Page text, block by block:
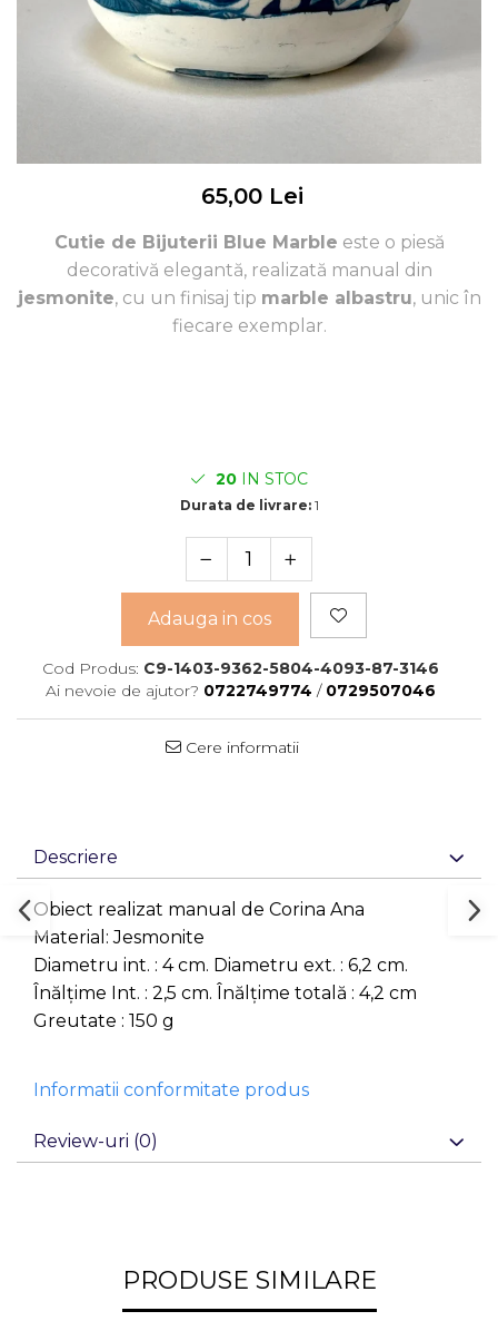
65,00 Lei
Cutie de Bijuterii Blue Marble este o piesă
decorativă elegantă, realizată manual din
jesmonite, cu un finisaj tip marble albastru, unic în
fiecare exemplar.
20 IN STOC
Durata de livrare:1
Adauga in cos
Cod Produs: C9-1403-9362-5804-4093-87-3146
Ai nevoie de ajutor? 0722749774 / 0729507046
Cere informatii
Descriere
Obiect realizat manual de Corina Ana
Material: Jesmonite
Diametru int. : 4 cm. Diametru ext. : 6,2 cm.
Înălțime Int. : 2,5 cm. Înălțime totală : 4,2 cm
Greutate : 150 g
Informatii conformitate produs
Review-uri (0)
PRODUSE SIMILARE